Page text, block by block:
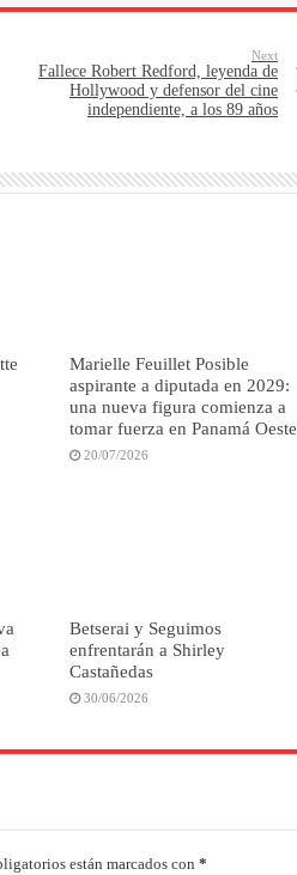
Next
Fallece Robert Redford, leyenda de
Hollywood y defensor del cine
independiente, a los 89 años
Marielle Feuillet Posible
aspirante a diputada en 2029:
una nueva figura comienza a
tomar fuerza en Panamá Oeste
20/07/2026
Betserai y Seguimos
enfrentarán a Shirley
Castañedas
30/06/2026
están marcados con *